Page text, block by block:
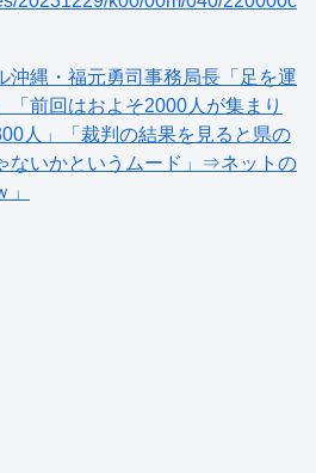
縄・福元勇司事務局長「足を運
「前回はおよそ2000人が集まり
人」「裁判の結果を見ると県の
ないかというムード」⇒ネットの